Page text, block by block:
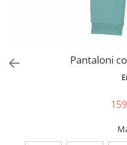
Pantaloni